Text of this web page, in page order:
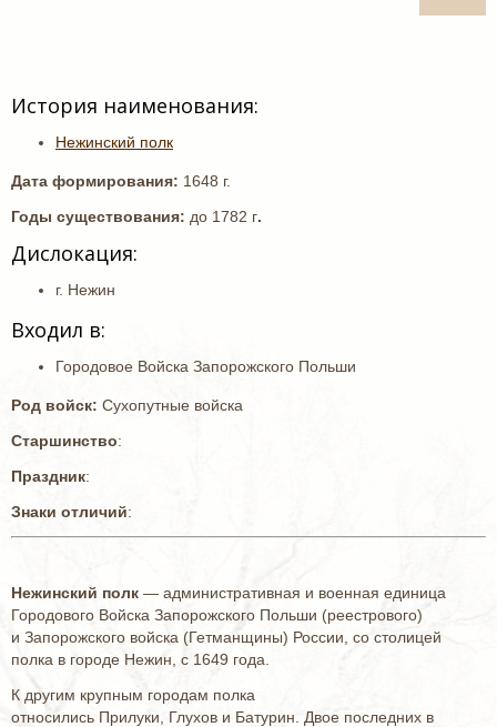
История наименования:
Нежинский полк
Дата формирования: 1648 г.
Годы существования: до 1782 г.
Дислокация:
г. Нежин
Входил в:
Городовое Войска Запорожского Польши
Род войск: Сухопутные войска
Старшинство:
Праздник:
Знаки отличий:
Нежинский полк — административная и военная единица
Городового Войска Запорожского Польши (реестрового)
и Запорожского войска (Гетманщины) России, со столицей
полка в городе Нежин, с 1649 года.
К другим крупным городам полка
относились Прилуки, Глухов и Батурин. Двое последних в